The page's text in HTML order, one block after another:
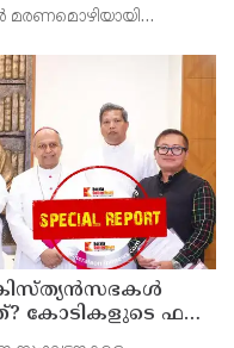
മരണമൊഴിയായി
കോടികളുടെ ഫണ്ട്
സംഘങ്ങള്‍